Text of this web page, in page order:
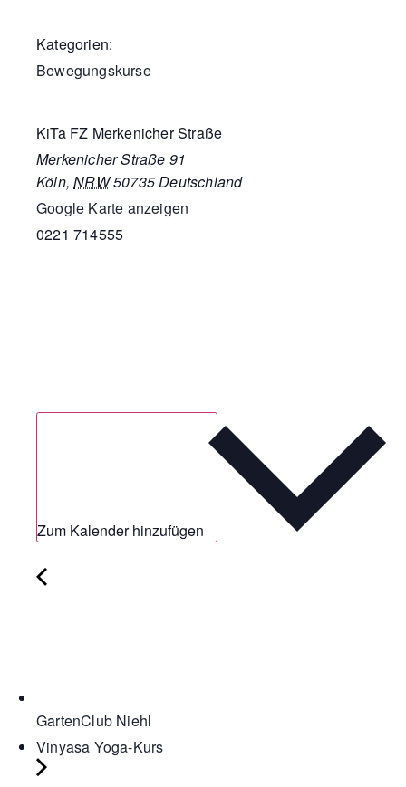
Kategorien:
Bewegungskurse
KiTa FZ Merkenicher Straße
Merkenicher Straße 91
Köln, NRW50735Deutschland
Google Karte anzeigen
0221 714555
Zum Kalender hinzufügen
GartenClub Niehl
Vinyasa Yoga-Kurs